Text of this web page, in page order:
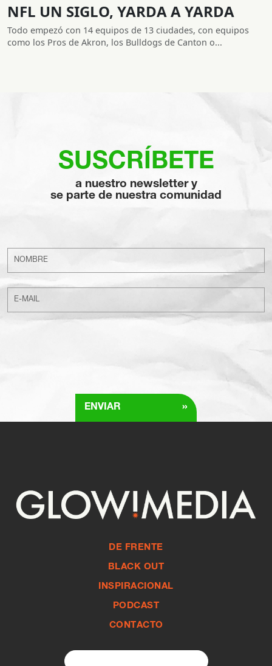
NFL UN SIGLO, YARDA A YARDA
Todo empezó con 14 equipos de 13 ciudades, con equipos
como los Pros de Akron, los Bulldogs de Canton o...
SUSCRÍBETE
a nuestro newsletter y
se parte de nuestra comunidad
ENVIAR »
DE FRENTE
BLACK OUT
INSPIRACIONAL
PODCAST
CONTACTO